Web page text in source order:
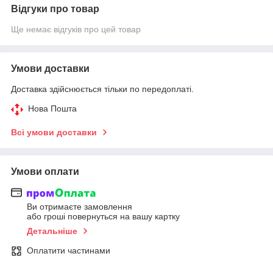
Відгуки про товар
Ще немає відгуків про цей товар
Умови доставки
Доставка здійснюється тільки по передоплаті.
Нова Пошта
Всі умови доставки
Умови оплати
Ви отримаєте замовлення
або гроші повернуться на вашу картку
Детальніше
Оплатити частинами